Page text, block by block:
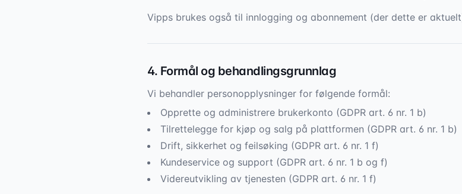
Vipps brukes også til innlogging og abonnement (der dette er
4. Formål og behandlingsgrunnlag
Vi behandler personopplysninger for følgende formål:
Opprette og administrere brukerkonto (GDPR art. 6 nr. 1 b)
Tilrettelegge for kjøp og salg på plattformen (GDPR art. 6 nr. 1 b)
Drift, sikkerhet og feilsøking (GDPR art. 6 nr. 1 f)
Kundeservice og support (GDPR art. 6 nr. 1 b og f)
Videreutvikling av tjenesten (GDPR art. 6 nr. 1 f)